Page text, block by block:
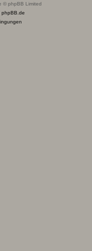
© phpBB Limited
phpBB.de